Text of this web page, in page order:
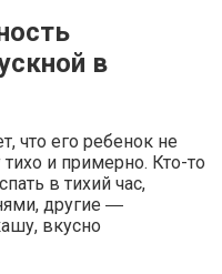
в
что его ребенок не
и примерно. Кто-то
в тихий час,
другие ―
вкусно